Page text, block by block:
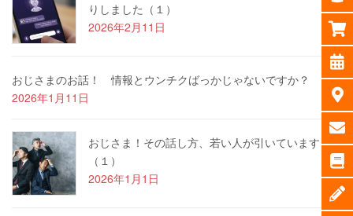
りしました（１）
2026年2月11日
おじさまのお話！ 情報とウンチクばっかじゃないですか？
2026年1月11日
おじさま！その話し方、若い人が引いています
（１）
2026年1月1日